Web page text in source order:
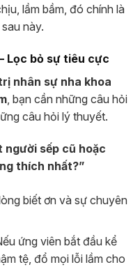
lầm bầm, đó chính là
này.
Lọc bỏ sự tiêu cực
nhân sự nha khoa
, bạn cần những câu hỏi
câu hỏi lý thuyết.
người sếp cũ hoặc
thích nhất?”
biết ơn và sự chuyên
ứng viên bắt đầu kể
tệ, đổ mọi lỗi lầm cho